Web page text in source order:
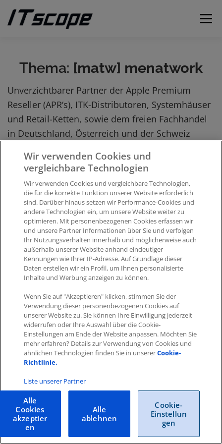
Inhalt
springen
Menü
DEUTSCH
Englisch
Thema: [matw] menatwork
Unverzichtbarer Partner der Apple Premium
Reseller (APR‘s), ITK-Distributoren, Systemhäuser
und Retail-Ketten, sowie dem freien Fachhandel
in Deutschland, Österreich und der Schweiz
Übersicht [matw] menatwork
[matw] menatwork
Impressum| Datenschutz|AGB
Cookies|Cookie-Einstellungen
ITscope Webseite |ITscope Blog
Copyright © 2026 ITscope Guide–OnePressTheme von
FameThemes
Wir verwenden Cookies und
vergleichbare Technologien
Wir verwenden Cookies und vergleichbare Technologien,
die für die korrekte Funktion unserer Website erforderlich
sind. Darüber hinaus setzen wir Performance-Cookies und
andere Technologien ein, um unsere Website weiter zu
optimieren. Mit personenbezogenen Cookies erfassen wir
und unsere Partner Informationen über Sie und verfolgen
Ihr Nutzungsverhalten innerhalb und möglicherweise auch
außerhalb unserer Website anhand eindeutiger
Kennungen wie Ihrer IP-Adresse. Auf Grundlage dieser
Daten erstellen wir ein Profil, um Ihnen personalisierte
Inhalte und Werbung anzeigen zu können.
Wenn Sie auf "Akzeptieren" klicken, stimmen Sie der
Verwendung dieser personenbezogenen Cookies auf
unserer Website zu. Sie können Ihre Einwilligung jederzeit
widerrufen oder Ihre Auswahl über die Cookie-
Einstellungen am Ende der Website anpassen. Möchten Sie
mehr erfahren? Details zur Verwendung von Cookies und
ähnlichen Technologien finden Sie in unsererCookie-
Richtlinie.
Liste unserer Partner
Cookie-
Einstellun
gen
Alle
ablehnen
Alle
Cookies
akzeptier
en